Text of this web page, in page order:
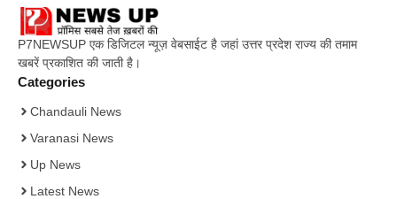
P7NEWSUP एक डिजिटल न्यूज़ वेबसाईट है जहां उत्तर प्रदेश राज्य की तमाम
खबरें प्रकाशित की जाती है।
Categories
Chandauli News
Varanasi News
Up News
Latest News